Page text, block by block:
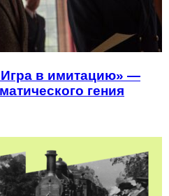
в имитацию» —
гения